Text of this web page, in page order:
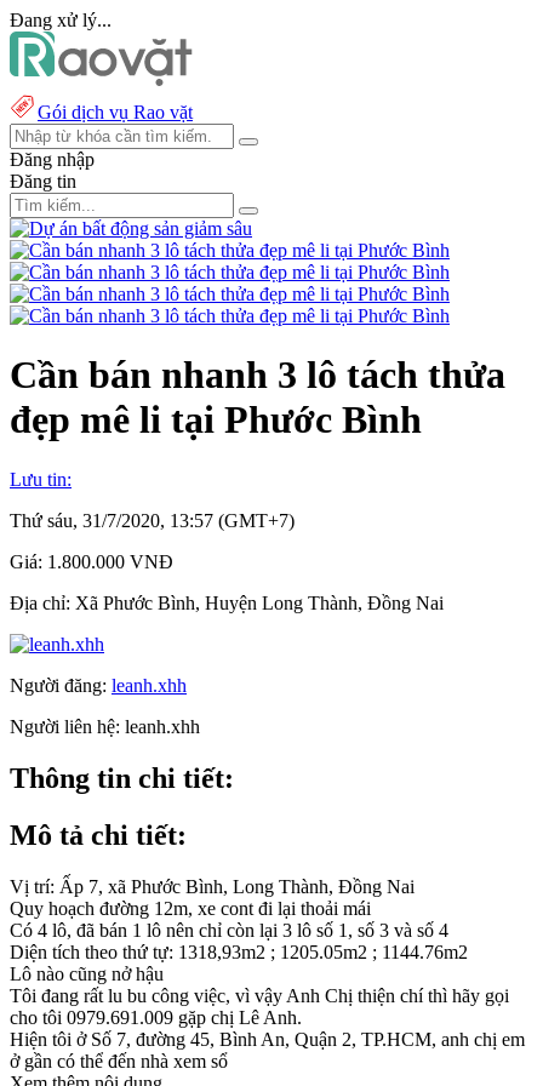
Đang xử lý...
Gói dịch vụ Rao vặt
Đăng nhập
Đăng tin
Cần bán nhanh 3 lô tách thửa
đẹp mê li tại Phước Bình
Lưu tin:
Thứ sáu, 31/7/2020, 13:57 (GMT+7)
Giá: 1.800.000 VNĐ
Địa chỉ: Xã Phước Bình, Huyện Long Thành, Đồng Nai
Người đăng: leanh.xhh
Người liên hệ: leanh.xhh
Thông tin chi tiết:
Mô tả chi tiết:
Vị trí: Ấp 7, xã Phước Bình, Long Thành, Đồng Nai
Quy hoạch đường 12m, xe cont đi lại thoải mái
Có 4 lô, đã bán 1 lô nên chỉ còn lại 3 lô số 1, số 3 và số 4
Diện tích theo thứ tự: 1318,93m2 ; 1205.05m2 ; 1144.76m2
Lô nào cũng nở hậu
Tôi đang rất lu bu công việc, vì vậy Anh Chị thiện chí thì hãy gọi
cho tôi 0979.691.009 gặp chị Lê Anh.
Hiện tôi ở Số 7, đường 45, Bình An, Quận 2, TP.HCM, anh chị em
ở gần có thể đến nhà xem sổ